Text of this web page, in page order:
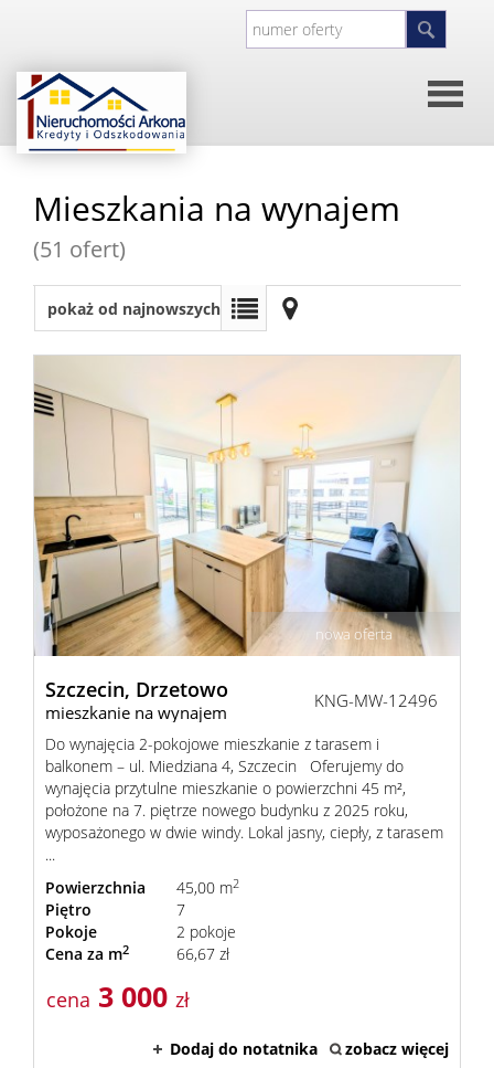
Domy
Hale
Mieszkania na wynajem
(51 ofert)
pokaż od najnowszych
nowa oferta
Szczecin, Drzetowo
mieszkanie na wynajem
KNG-MW-12496
Do wynajęcia 2-pokojowe mieszkanie z tarasem i
balkonem – ul. Miedziana 4, Szczecin Oferujemy do
wynajęcia przytulne mieszkanie o powierzchni 45 m²,
położone na 7. piętrze nowego budynku z 2025 roku,
wyposażonego w dwie windy. Lokal jasny, ciepły, z tarasem
...
Powierzchnia
45,00 m2
Piętro
7
Pokoje
2 pokoje
Cena za m2 66,67 zł
cena 3 000 zł
Dodaj do notatnika zobacz więcej